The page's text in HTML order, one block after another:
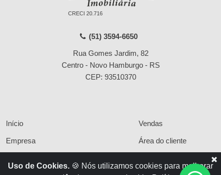
CRECI 20.716
(51) 3594-6650
Rua Gomes Jardim, 82
Centro - Novo Hamburgo - RS
CEP: 93510370
Início
Empresa
Vendas
Área do cliente
Políticas de privacidade
Uso de Cookies. 🍪 Nós utilizamos cookies para melhorar